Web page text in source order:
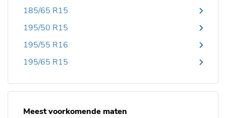
185/65 R15
195/50 R15
195/55 R16
195/65 R15
Meest voorkomende maten